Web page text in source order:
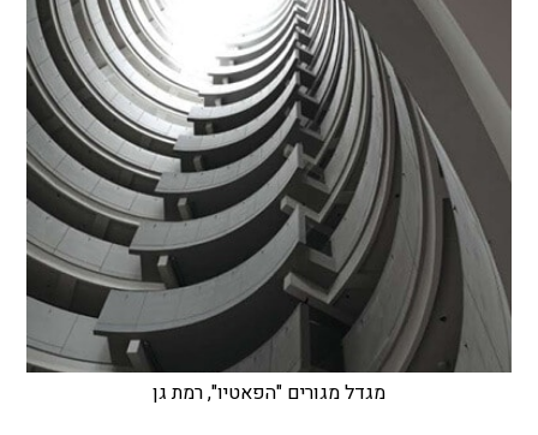
מגדל מגורים "הפאטיו", רמת גן